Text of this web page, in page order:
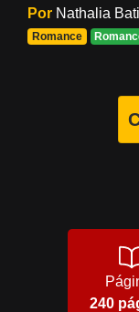
Por Nathalia
Romance
240